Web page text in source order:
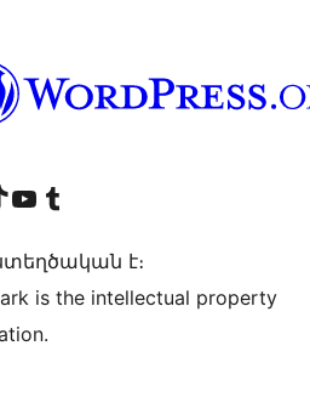
account
TikTok account
Visit our YouTube channel
Visit our Tumblr account
է։
is the intellectual property